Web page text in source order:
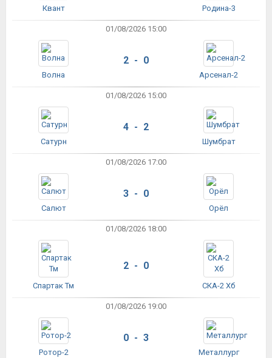
Квант Родина-3
01/08/2026 15:00
Волна
2 - 0
Арсенал-2
01/08/2026 15:00
Сатурн
4 - 2
Шумбрат
01/08/2026 17:00
Салют
3 - 0
Орёл
01/08/2026 18:00
Спартак Тм
2 - 0
СКА-2 Хб
01/08/2026 19:00
Ротор-2
0 - 3
Металлург